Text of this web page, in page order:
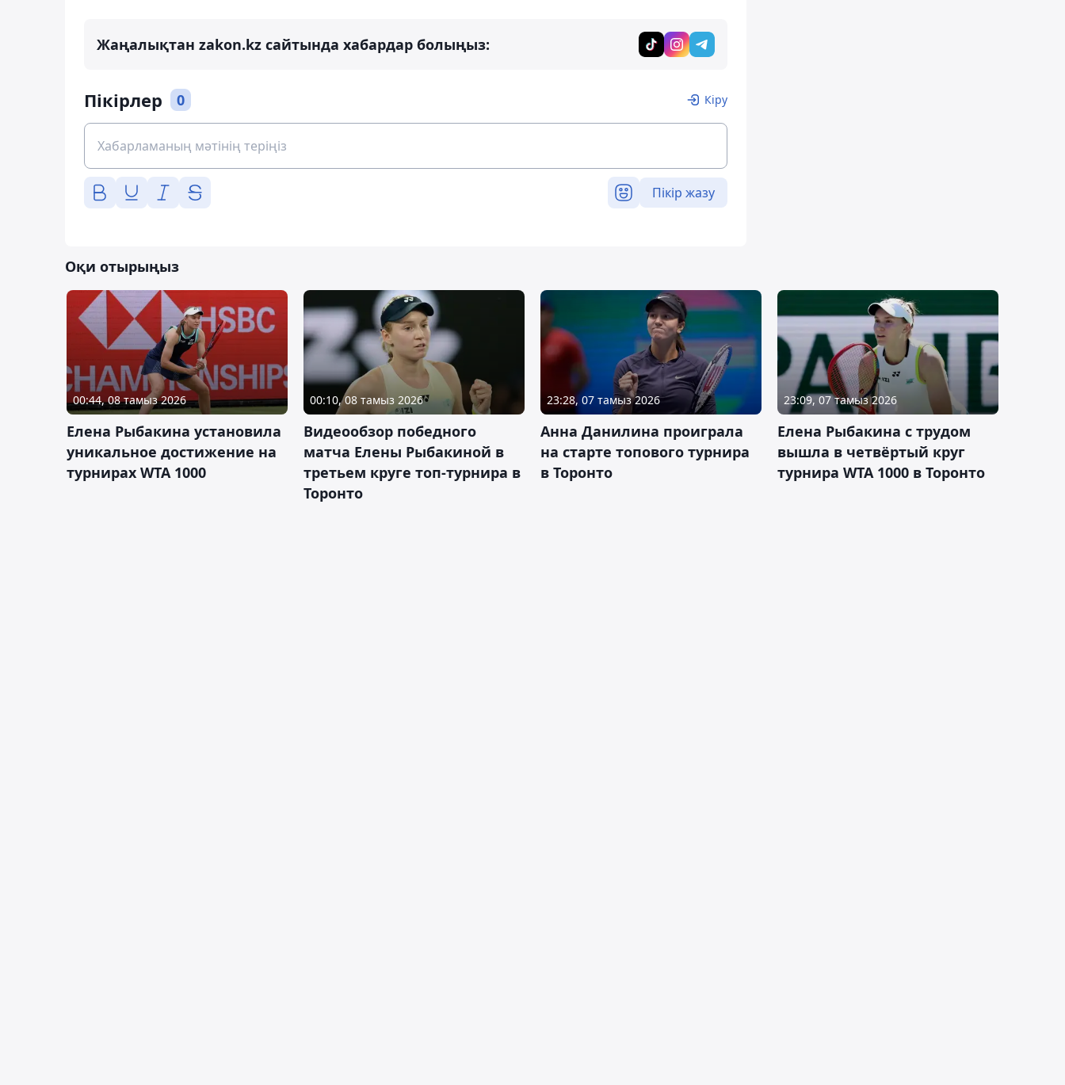
Жаңалықтан zakon.kz сайтында хабардар болыңыз:
Пікірлер 0 Кіру
Пікір жазу
Оқи отырыңыз
00:44, 08 тамыз 2026
Елена Рыбакина установила
уникальное достижение на
турнирах WTA 1000
00:10, 08 тамыз 2026
Видеообзор победного
матча Елены Рыбакиной в
третьем круге топ-турнира в
Торонто
23:28, 07 тамыз 2026
Анна Данилина проиграла
на старте топового турнира
в Торонто
23:09, 07 тамыз 2026
Елена Рыбакина с трудом
вышла в четвёртый круг
турнира WTA 1000 в Торонто